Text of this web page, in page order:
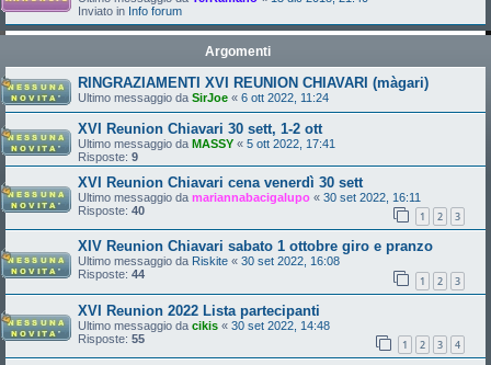
Inviato in Info forum
Argomenti
RINGRAZIAMENTI XVI REUNION CHIAVARI (màgari)
Ultimo messaggio da SirJoe « 6 ott 2022, 11:24
XVI Reunion Chiavari 30 sett, 1-2 ott
Ultimo messaggio da MASSY « 5 ott 2022, 17:41
Risposte: 9
XVI Reunion Chiavari cena venerdì 30 sett
Ultimo messaggio da mariannabacigalupo « 30 set 2022, 16:11
Risposte: 40 1 2 3
XIV Reunion Chiavari sabato 1 ottobre giro e pranzo
Ultimo messaggio da Riskite « 30 set 2022, 16:08
Risposte: 44 1 2 3
XVI Reunion 2022 Lista partecipanti
Ultimo messaggio da cikis « 30 set 2022, 14:48
Risposte: 55 1 2 3 4